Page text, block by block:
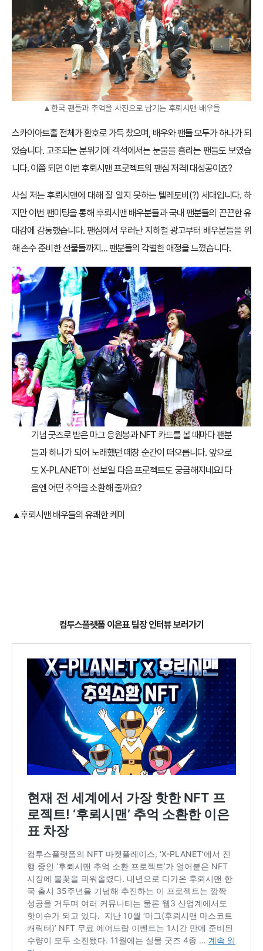
▲한국 팬들과 추억을 사진으로 남기는 후뢰시맨 배우들
스카이아트홀 전체가 환호로 가득 찼으며, 배우와 팬들 모두가 하나가 되
었습니다. 고조되는 분위기에 객석에서는 눈물을 흘리는 팬들도 보였습
니다. 이쯤 되면 이번 후뢰시맨 프로젝트의 팬심 저격! 대성공이죠?
사실 저는 후뢰시맨에 대해 잘 알지 못하는 텔레토비(?) 세대입니다. 하
지만 이번 팬미팅을 통해 후뢰시맨 배우분들과 국내 팬분들의 끈끈한 유
대감에 감동했습니다. 팬심에서 우러난 지하철 광고부터 배우분들을 위
해 손수 준비한 선물들까지… 팬분들의 각별한 애정을 느꼈습니다.
기념 굿즈로 받은 마그 응원봉과 NFT 카드를 볼 때마다 팬분
들과 하나가 되어 노래했던 떼창 순간이 떠오릅니다. 앞으로
도 X-PLANET이 선보일 다음 프로젝트도 궁금해지네요! 다
음엔 어떤 추억을 소환해 줄까요?
▲후뢰시맨 배우들의 유쾌한 케미
컴투스플랫폼 이은표 팀장 인터뷰 보러가기